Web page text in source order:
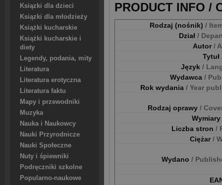
Ksiązki dla dzieci
Ksiązki dla młodzieży
Książki kucharskie
Książki kucharskie i
diety
Legendy, podania, mity
Literatura
Literatura erotyczna
Literatura faktu
Mapy i przewodniki
Muzyka
Nauka i Naukowcy
Nauki Przyrodnicze
Nauki Społeczne
Nuty i śpiewniki
Podręczniki szkolne
Popularno-naukowe
PRODUCT INFO /
Rodzaj (nośnik) /
Dział /
Autor/
Tytuł
Język /
Wydawca /
Rok wydania / Year
Rodzaj oprawy /
Wymiary
Liczba stron /
Ciężar/
Wydano /